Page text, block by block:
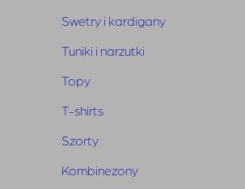
Swetry i kardigany
Tuniki i narzutki
Topy
T-shirts
Szorty
Kombinezony